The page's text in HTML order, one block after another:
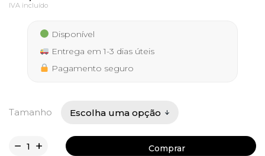
IVA incluído
Disponível
Entrega em 1-3 dias úteis
Pagamento seguro
Tamanho
Comprar